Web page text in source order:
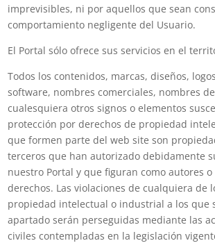
imprevisibles, ni por aquellos que sean
comportamiento negligente del Usuario.
El Portal sólo ofrece sus servicios en el
Todos los contenidos, marcas, diseños,
software, nombres comerciales, nombres
cualesquiera otros signos o elementos
protección por derechos de propiedad
que formen parte del web site son
terceros que han autorizado debidamente
nuestro Portal y que figuran como autores
derechos. Las violaciones de cualquiera de
propiedad intelectual o industrial a los que
apartado serán perseguidas mediante las
civiles contempladas en la legislación